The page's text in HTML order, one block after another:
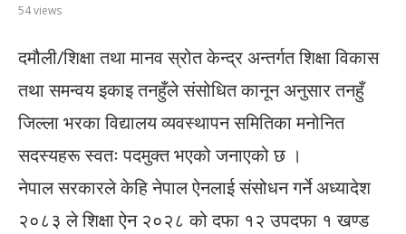
54views
दमौली/शिक्षा तथा मानव स्रोत केन्द्र अन्तर्गत शिक्षा विकास
तथा समन्वय इकाइ तनहुँले संसोधित कानून अनुसार तनहुँ
जिल्ला भरका विद्यालय व्यवस्थापन समितिका मनोनित
सदस्यहरू स्वतः पदमुक्त भएको जनाएको छ ।
नेपाल सरकारले केहि नेपाल ऐनलाई संसोधन गर्ने अध्यादेश
२०८३ ले शिक्षा ऐन २०२८ को दफा १२ उपदफा १ खण्ड